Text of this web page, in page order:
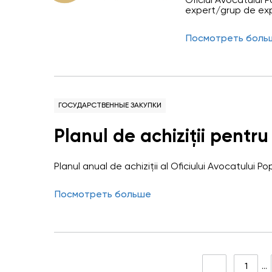
evaluarea respectării
copiilor
expert/grup de
efectuată prin
Посмотреть
ГОСУДАРСТВЕННЫЕ ЗАКУПКИ
Planul de achiziții pentru
Planul anual de achiziții al Oficiului Avocatului
Посмотреть больше
1 …